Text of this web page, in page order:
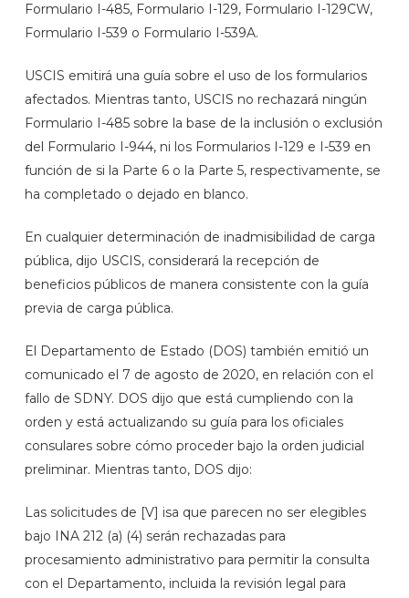
Formulario I-485, Formulario I-129, Formulario I-129CW,
Formulario I-539 o Formulario I-539A.
USCIS emitirá una guía sobre el uso de los formularios
afectados. Mientras tanto, USCIS no rechazará ningún
Formulario I-485 sobre la base de la inclusión o exclusión
del Formulario I-944, ni los Formularios I-129 e I-539 en
función de si la Parte 6 o la Parte 5, respectivamente, se
ha completado o dejado en blanco.
En cualquier determinación de inadmisibilidad de carga
pública, dijo USCIS, considerará la recepción de
beneficios públicos de manera consistente con la guía
previa de carga pública.
El Departamento de Estado (DOS) también emitió un
comunicado el 7 de agosto de 2020, en relación con el
fallo de SDNY. DOS dijo que está cumpliendo con la
orden y está actualizando su guía para los oficiales
consulares sobre cómo proceder bajo la orden judicial
preliminar. Mientras tanto, DOS dijo:
Las solicitudes de [V] isa que parecen no ser elegibles
bajo INA 212 (a) (4) serán rechazadas para
procesamiento administrativo para permitir la consulta
con el Departamento, incluida la revisión legal para